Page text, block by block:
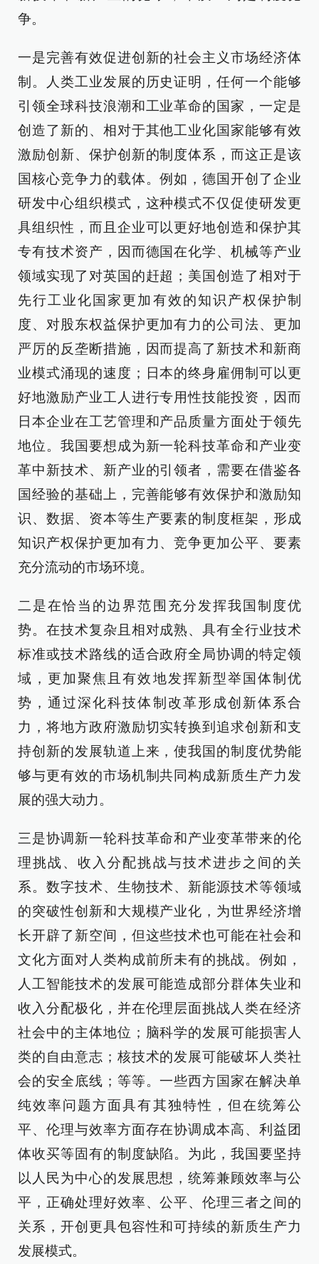
争。
一是完善有效促进创新的社会主义市场经济体
制。人类工业发展的历史证明，任何一个能够
引领全球科技浪潮和工业革命的国家，一定是
创造了新的、相对于其他工业化国家能够有效
激励创新、保护创新的制度体系，而这正是该
国核心竞争力的载体。例如，德国开创了企业
研发中心组织模式，这种模式不仅促使研发更
具组织性，而且企业可以更好地创造和保护其
专有技术资产，因而德国在化学、机械等产业
领域实现了对英国的赶超；美国创造了相对于
先行工业化国家更加有效的知识产权保护制
度、对股东权益保护更加有力的公司法、更加
严厉的反垄断措施，因而提高了新技术和新商
业模式涌现的速度；日本的终身雇佣制可以更
好地激励产业工人进行专用性技能投资，因而
日本企业在工艺管理和产品质量方面处于领先
地位。我国要想成为新一轮科技革命和产业变
革中新技术、新产业的引领者，需要在借鉴各
国经验的基础上，完善能够有效保护和激励知
识、数据、资本等生产要素的制度框架，形成
知识产权保护更加有力、竞争更加公平、要素
充分流动的市场环境。
二是在恰当的边界范围充分发挥我国制度优
势。在技术复杂且相对成熟、具有全行业技术
标准或技术路线的适合政府全局协调的特定领
域，更加聚焦且有效地发挥新型举国体制优
势，通过深化科技体制改革形成创新体系合
力，将地方政府激励切实转换到追求创新和支
持创新的发展轨道上来，使我国的制度优势能
够与更有效的市场机制共同构成新质生产力发
展的强大动力。
三是协调新一轮科技革命和产业变革带来的伦
理挑战、收入分配挑战与技术进步之间的关
系。数字技术、生物技术、新能源技术等领域
的突破性创新和大规模产业化，为世界经济增
长开辟了新空间，但这些技术也可能在社会和
文化方面对人类构成前所未有的挑战。例如，
人工智能技术的发展可能造成部分群体失业和
收入分配极化，并在伦理层面挑战人类在经济
社会中的主体地位；脑科学的发展可能损害人
类的自由意志；核技术的发展可能破坏人类社
会的安全底线；等等。一些西方国家在解决单
纯效率问题方面具有其独特性，但在统筹公
平、伦理与效率方面存在协调成本高、利益团
体收买等固有的制度缺陷。为此，我国要坚持
以人民为中心的发展思想，统筹兼顾效率与公
平，正确处理好效率、公平、伦理三者之间的
关系，开创更具包容性和可持续的新质生产力
发展模式。